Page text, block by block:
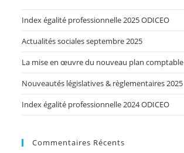
Index égalité professionnelle 2025 ODICEO
Actualités sociales septembre 2025
La mise en œuvre du nouveau plan comptable
Nouveautés législatives & règlementaires 2025
Index égalité professionnelle 2024 ODICEO
Commentaires Récents